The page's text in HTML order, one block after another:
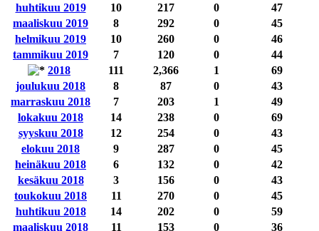
huhtikuu 2019
10 217 0
47
maaliskuu 2019
8 292 0
45
helmikuu 2019
10 260 0
46
tammikuu 2019
7 120 0
44
2018
111 2,366 1
69
joulukuu 2018
8 87 0
43
marraskuu 2018
7 203 1
49
lokakuu 2018
14 238 0
69
syyskuu 2018
12 254 0
43
elokuu 2018
9 287 0
45
heinäkuu 2018
6 132 0
42
kesäkuu 2018
3 156 0
43
toukokuu 2018
11 270 0
45
huhtikuu 2018
14 202 0
59
maaliskuu 2018
11 153 0 36